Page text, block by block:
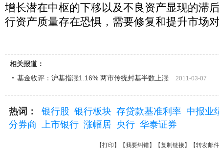
增长潜在中枢的下移以及不良资产显现的滞
行资产质量存在恐惧，需要修复和提升市场
相关报道：
基金收评：沪基指涨1.16% 两市传统封基半数上涨
2011-03-07
热词： 银行股 银行板块 存贷款基准利率 中报业
分券商
上市银行 涨幅居 央行 华泰证券
【打印 】【我要纠错】【复制链接】【转发邮件